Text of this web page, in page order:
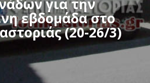
για την
εβδομάδα στο
(20-26/3)